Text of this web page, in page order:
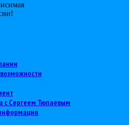
с Сергеем Тюпаевым